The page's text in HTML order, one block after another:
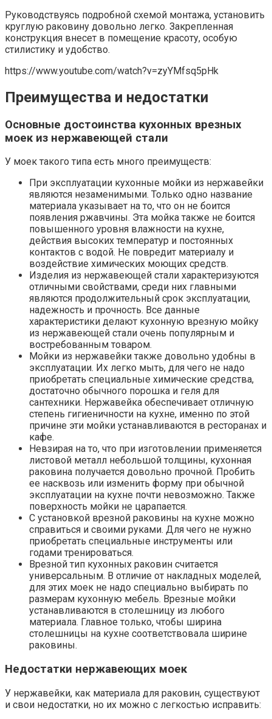
Руководствуясь подробной схемой монтажа, установить
круглую раковину довольно легко. Закрепленная
конструкция внесет в помещение красоту, особую
стилистику и удобство.
https://www.youtube.com/watch?v=zyYMfsq5pHk
Преимущества и недостатки
Основные достоинства кухонных врезных
моек из нержавеющей стали
У моек такого типа есть много преимуществ:
При эксплуатации кухонные мойки из нержавейки
являются незаменимыми. Только одно название
материала указывает на то, что он не боится
появления ржавчины. Эта мойка также не боится
повышенного уровня влажности на кухне,
действия высоких температур и постоянных
контактов с водой. Не повредит материалу и
воздействие химических моющих средств.
Изделия из нержавеющей стали характеризуются
отличными свойствами, среди них главными
являются продолжительный срок эксплуатации,
надежность и прочность. Все данные
характеристики делают кухонную врезную мойку
из нержавеющей стали очень популярным и
востребованным товаром.
Мойки из нержавейки также довольно удобны в
эксплуатации. Их легко мыть, для чего не надо
приобретать специальные химические средства,
достаточно обычного порошка и геля для
сантехники. Нержавейка обеспечивает отличную
степень гигиеничности на кухне, именно по этой
причине эти мойки устанавливаются в ресторанах и
кафе.
Невзирая на то, что при изготовлении применяется
листовой металл небольшой толщины, кухонная
раковина получается довольно прочной. Пробить
ее насквозь или изменить форму при обычной
эксплуатации на кухне почти невозможно. Также
поверхность мойки не царапается.
С установкой врезной раковины на кухне можно
справиться и своими руками. Для чего не нужно
приобретать специальные инструменты или
годами тренироваться.
Врезной тип кухонных раковин считается
универсальным. В отличие от накладных моделей,
для этих моек не надо специально выбирать по
размерам кухонную мебель. Врезные мойки
устанавливаются в столешницу из любого
материала. Главное только, чтобы ширина
столешницы на кухне соответствовала ширине
раковины.
Недостатки нержавеющих моек
У нержавейки, как материала для раковин, существуют
и свои недостатки, но их можно с легкостью исправить: